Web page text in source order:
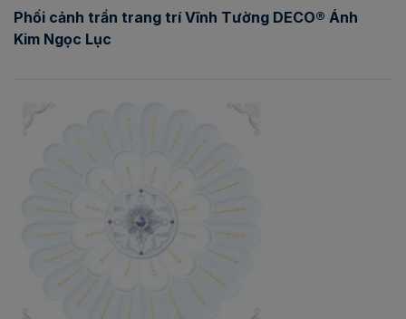
Phối cảnh trần trang trí Vĩnh Tường DECO® Ánh
Kim Ngọc Lục